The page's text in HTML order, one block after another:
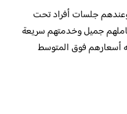
وعندهم جلسات أفراد تحت
جميل وخدمتهم سريعة
أسعارهم فوق المتوسط